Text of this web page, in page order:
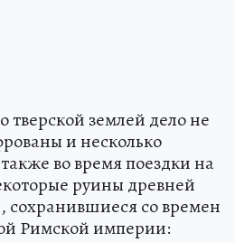
тверской землей дело не
и несколько
во время поездки на
руины древней
сохранившиеся со времен
Римской империи: